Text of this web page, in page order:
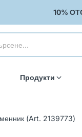
10%
Продукти
(Art. 2139773)